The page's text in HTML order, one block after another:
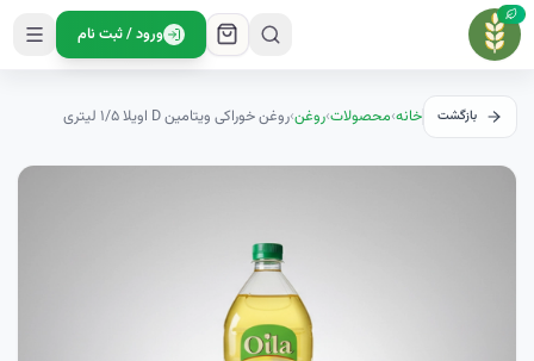
ورود / ثبت نام
بازگشت خانه›محصولات›روغن›روغن خوراکی ویتامین D اویلا ۱/۵ لیتری